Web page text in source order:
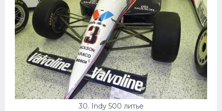
30. Indy 500 литье